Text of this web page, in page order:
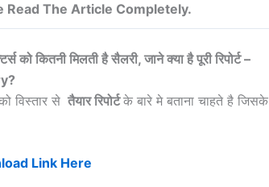
Read The Article Completely.
को कितनी मिलती है सैलरी, जाने क्या है पूरी रिपोर्ट –
विस्तार से तैयार रिपोर्टके बारे मे बताना चाहते है जिसके
Link Here